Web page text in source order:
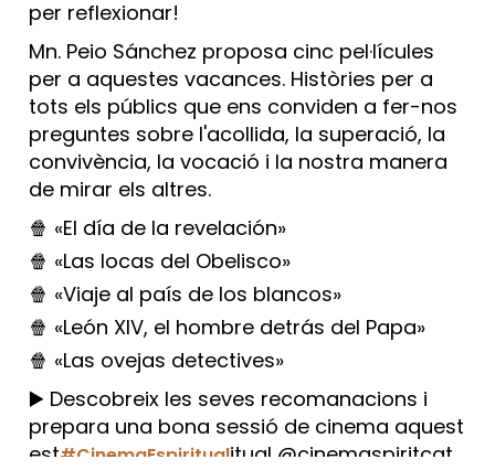
per reflexionar!
Mn. Peio Sánchez proposa cinc pel·lícules
per a aquestes vacances. Històries per a
tots els públics que ens conviden a fer-nos
preguntes sobre l'acollida, la superació, la
convivència, la vocació i la nostra manera
de mirar els altres.
🍿 «El día de la revelación»
🍿 «Las locas del Obelisco»
🍿 «Viaje al país de los blancos»
🍿 «León XIV, el hombre detrás del Papa»
🍿 «Las ovejas detectives»
▶️ Descobreix les seves recomanacions i
prepara una bona sessió de cinema aquest
est#CinemaEspiritualitual @cinemaspiritcat